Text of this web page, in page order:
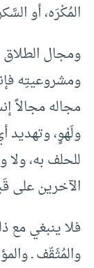
المُكْرَه، أو
ومجال
ومشروعيتِه
مجاله مجالاً
ولَهْوٍ، وتهديد
للحلف به،
الآخرين على
فلا ينبغي مع
والمُثَقّف ـ